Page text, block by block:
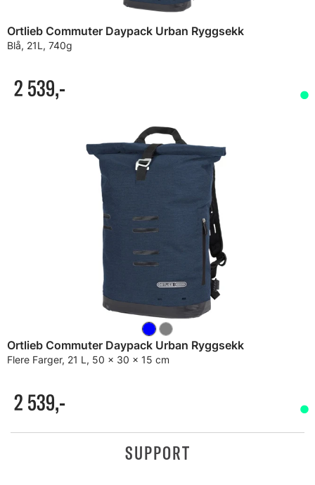
Ortlieb Commuter Daypack Urban Ryggsekk
Blå, 21L, 740g
2 539,-
Ortlieb Commuter Daypack Urban Ryggsekk
Flere Farger, 21 L, 50 x 30 x 15 cm
2 539,-
SUPPORT